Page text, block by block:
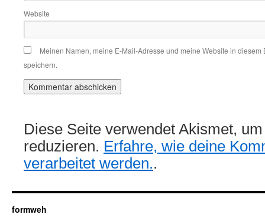
Website
Meinen Namen, meine E-Mail-Adresse und meine Website in
speichern.
Diese Seite verwendet Akismet,
reduzieren. Erfahre, wie deine
verarbeitet werden..
formweh